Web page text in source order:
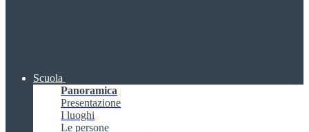
Scuola
Panoramica
Presentazione
I luoghi
Le persone